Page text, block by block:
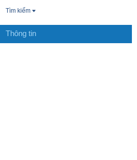
Tìm kiếm
Thông tin